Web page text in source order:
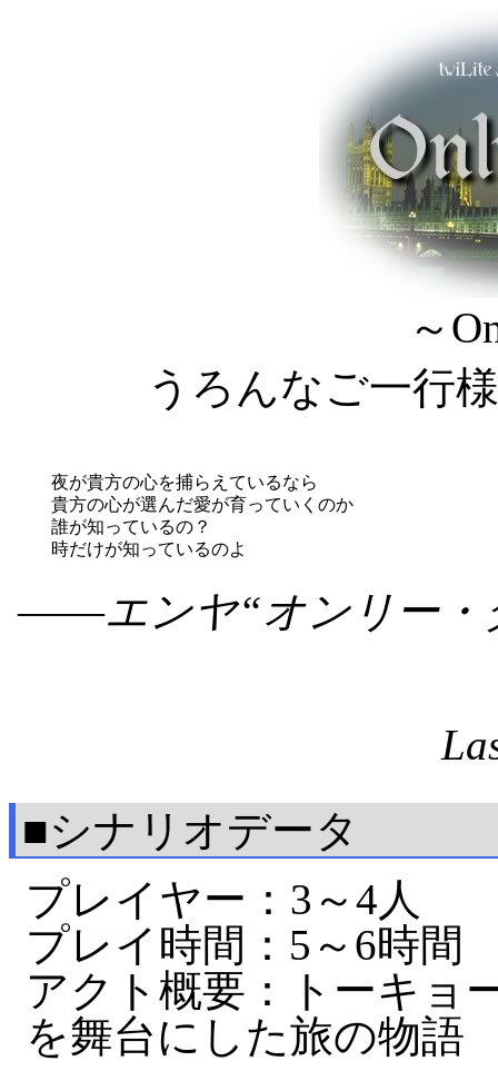
～
うろんなご一行
夜が貴方の心を捕らえているなら
貴方の心が選んだ愛が育っていくのか
誰が知っているの？
時だけが知っているのよ
――エンヤ“オンリー・
■シナリオデータ
プレイヤー：3～4人
プレイ時間：5～6時間
アクト概要：トーキョ
を舞台にした旅の物語